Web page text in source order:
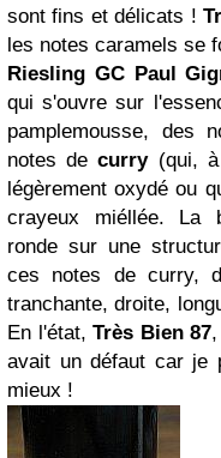
sont fins et délicats !
les notes caramels se
Riesling GC Paul
qui s'ouvre sur
pamplemousse, des
notes decurry(qui, à
légèrement oxydé ou
crayeux miéllée. La
ronde sur une
ces notes de curry,
tranchante, droite,
En l'état, Très Bien 87
avait un défaut car je
mieux !